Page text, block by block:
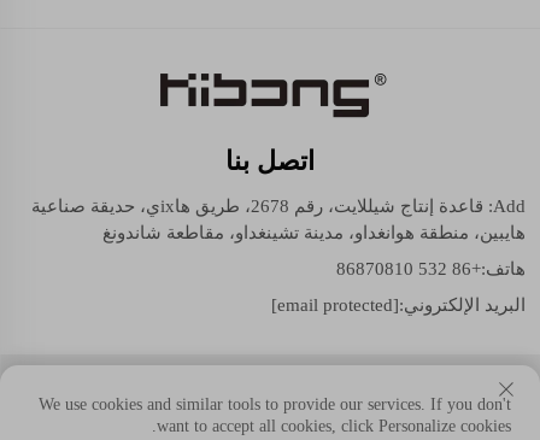
اتصل بنا
Add: قاعدة إنتاج شيللايت، رقم 2678، طريق هاixي، حديقة صناعية
هايبين، منطقة هوانغداو، مدينة تشينغداو، مقاطعة شاندونغ
هاتف:+86 532 86870810
البريد الإلكتروني:[email protected]
حقوق النسخ © شيللايت (مجموعة شاندونغ) المحدودة. جميع الحقوق
محفوظة.
We use cookies and similar tools to provide our services. If you don't
want to accept all cookies, click Personalize cookies.